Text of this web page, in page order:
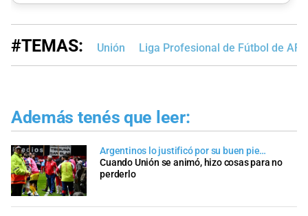
#TEMAS: Unión Liga Profesional de Fútbol de AFA
Además tenés que leer:
Argentinos lo justificó por su buen pie…
Cuando Unión se animó, hizo cosas para no
perderlo